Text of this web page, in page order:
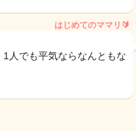
はじめてのママリ🔰
人でも平気ならなんともな